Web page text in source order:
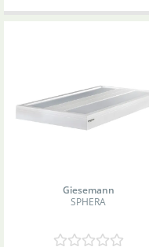
Giesemann
SPHERA